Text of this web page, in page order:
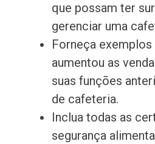
que possam ter
gerenciar uma
Forneça
aumentou as
suas funções
de cafeteria.
Inclua todas as
segurança